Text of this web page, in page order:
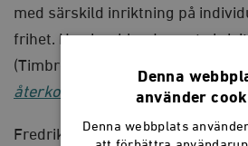
med särskild inriktning på
frihet. Han har bland annat
(Timbro förlag, 2011) och
återkomst
(Timbro förlag, 2017).
Fredrik Segerfeldt är
Denna
använder
Denna webbplats